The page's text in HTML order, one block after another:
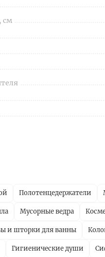
см
Полотенцедержатели
Мусорные ведра
и шторки для ванны
Гигиенические души